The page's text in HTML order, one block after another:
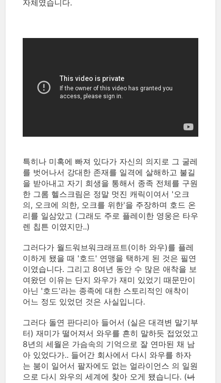
자체였습니다.
특히나 미혹에 빠져 있다가 자신의 의지로 그 굴레
를 벗어나서 강대한 존재를 일격에 살해하고 불길
을 받아내고 자기 희생을 통해서 종족 전체를 구원
한 그롬 헬스크림은 정말 멋진 캐릭이여서 '오크
의, 오크에 의한, 오크를 위한'을 주장하며 호드 온
리를 일삼았고 (그래도 주로 플레이한 영웅은 타우
렌 칩튼 이였지만..)
그러다가 월드워브워크래프트(이하 와우)를 플레
이하게 됐을 때 '호드' 연맹을 택하게 된 것은 필연
이였습니다. 그리고 8여년 동안 수 많은 애착을 보
여왔던 이유는 단지 와우가 재미 있었기 때문만이
아닌 '호드'라는 종족에 대한 스토리적인 애착이
어느 정도 있었던 것은 사실입니다.
그러다 돌연 판다리아 들어서 (실은 대격변 말기부
터) 재미가 떨어져서 와우를 흔히 말하듯 접었었고
8년의 세월은 가슴속의 기억으로 잘 연마된 채 남
아 있었다가.. 들어간 회사에서 다시 와우를 하자
는 붐이 일어서 팔자에도 없는 얼라이언스 의 일원
으로 다시 와우의 세계에 찾아 오게 됐습니다. (너